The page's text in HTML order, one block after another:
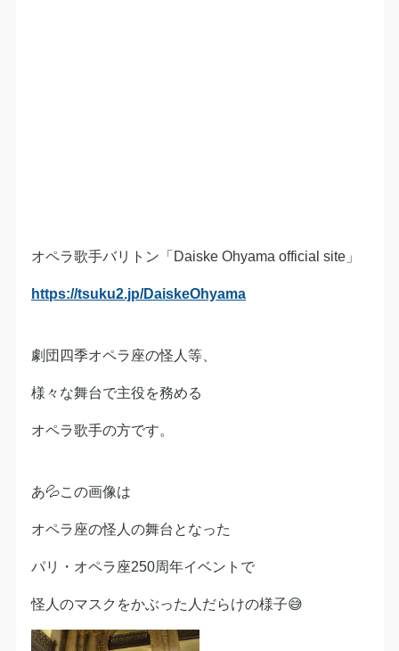
オペラ歌手バリトン「Daiske Ohyama official site」
https://tsuku2.jp/DaiskeOhyama
劇団四季オペラ座の怪人等、
様々な舞台で主役を務める
オペラ歌手の方です。
あ💦この画像は
オペラ座の怪人の舞台となった
パリ・オペラ座250周年イベントで
怪人のマスクをかぶった人だらけの様子😅